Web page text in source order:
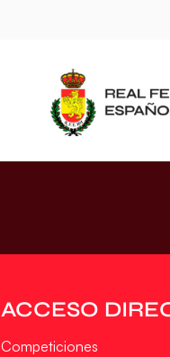
ACCESO
Competiciones